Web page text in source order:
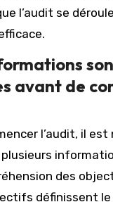
l’audit se
avant de
l’audit, il est
des
définissent